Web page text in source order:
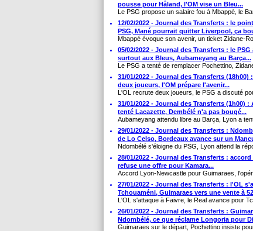
pousse pour Håland, l'OM vise un Bleu...
Le PSG propose un salaire fou à Mbappé, le
12/02/2022 - Journal des Transferts : le
PSG, Mané pourrait quitter Liverpool, ça
Mbappé évoque son avenir, un ticket Zidane-
05/02/2022 - Journal des Transferts : le
surtout aux Bleus, Aubameyang au Barça...
Le PSG a tenté de remplacer Pochettino,
31/01/2022 - Journal des Transferts
deux joueurs, l'OM prépare l'avenir...
L'OL recrute deux joueurs, le PSG a discuté
31/01/2022 - Journal des Transferts (1h00)
tenté Lacazette, Dembélé n'a pas bougé...
Aubameyang attendu libre au Barça, Lyon a
29/01/2022 - Journal des Transferts :
de Lo Celso, Bordeaux avance sur un
Ndombélé s'éloigne du PSG, Lyon attend la
28/01/2022 - Journal des Transferts :
refuse une offre pour Kamara...
Accord Lyon-Newcastle pour Guimaraes,
27/01/2022 - Journal des Transferts : l'OL
Tchouaméni, Guimaraes vers une vente à
L'OL s'attaque à Faivre, le Real avance pour
26/01/2022 - Journal des Transferts :
Ndombélé, ce que réclame Longoria pour
Guimaraes sur le départ, Pochettino insiste